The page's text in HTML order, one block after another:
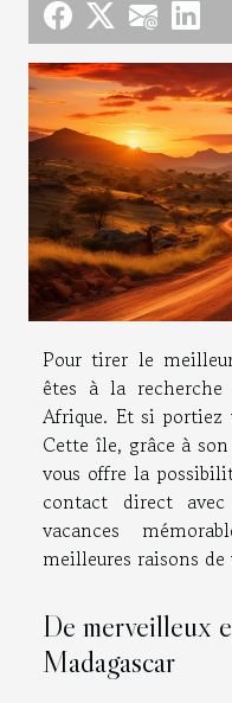
Pour tirer le
êtes à la recherche
Afrique. Et si portiez
Cette île, grâce à
vous offre la
contact direct
vacances
meilleures raisons
De merveilleux
Madagascar